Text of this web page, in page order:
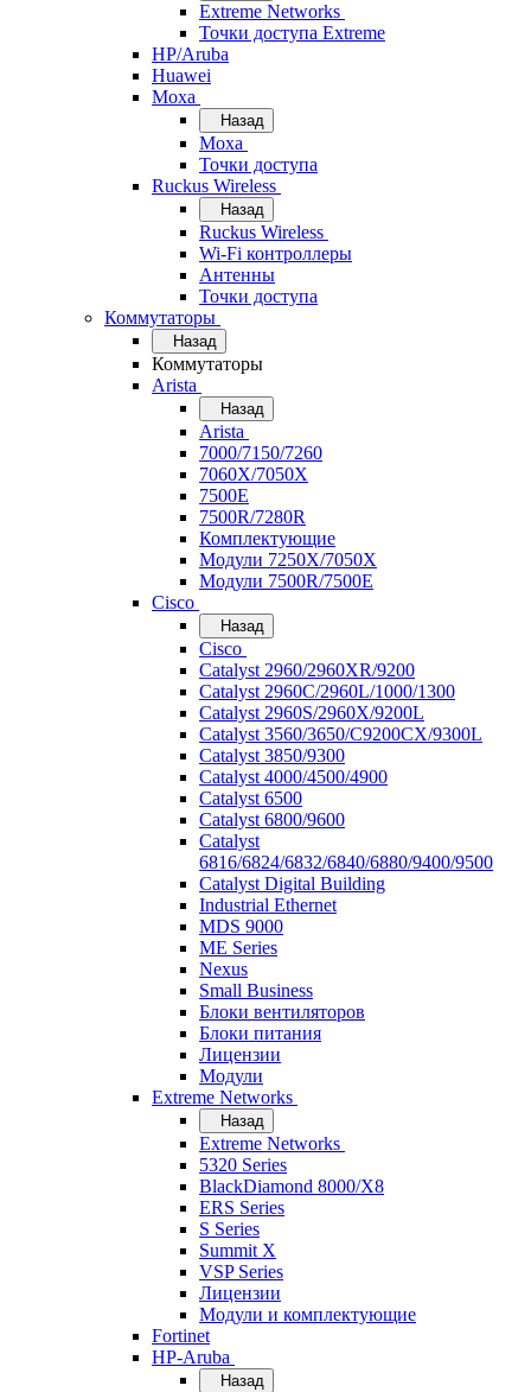
Extreme Networks
Точки доступа Extreme
HP/Aruba
Huawei
Moxa
Назад
Moxa
Точки доступа
Ruckus Wireless
Назад
Ruckus Wireless
Wi-Fi контроллеры
Антенны
Точки доступа
Коммутаторы
Назад
Коммутаторы
Arista
Назад
Arista
7000/7150/7260
7060X/7050X
7500E
7500R/7280R
Комплектующие
Модули 7250X/7050X
Модули 7500R/7500E
Cisco
Назад
Cisco
Catalyst 2960/2960XR/9200
Catalyst 2960C/2960L/1000/1300
Catalyst 2960S/2960X/9200L
Catalyst 3560/3650/C9200CX/9300L
Catalyst 3850/9300
Catalyst 4000/4500/4900
Catalyst 6500
Catalyst 6800/9600
Catalyst
6816/6824/6832/6840/6880/9400/9500
Catalyst Digital Building
Industrial Ethernet
MDS 9000
ME Series
Nexus
Small Business
Блоки вентиляторов
Блоки питания
Лицензии
Модули
Extreme Networks
Назад
Extreme Networks
5320 Series
BlackDiamond 8000/X8
ERS Series
S Series
Summit X
VSP Series
Лицензии
Модули и комплектующие
Fortinet
HP-Aruba
Назад